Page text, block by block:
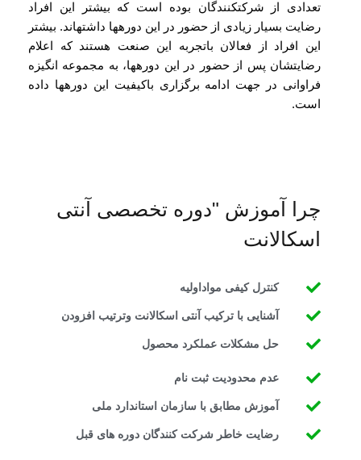
تعدادی از شرکت­کنندگان بوده است که بیشتر این افراد
رضایت بسیار زیادی از حضور در این دوره­ها داشته­اند. بیشتر
این افراد از فعالان با­تجربه این صنعت هستند که اعلام
رضایتشان پس از حضور در این دوره­ها، به مجموعه انگیزه
فراوانی در جهت ادامه برگزاری با­کیفیت این دوره­ها داده
است.
چرا آموزش "دوره تخصصی آنتی
اسکالانت
کنترل کیفی مواداولیه
آشنایی با ترکیب آنتی اسکالانت وترتیب افزودن
حل مشکلات عملکرد محصول
عدم محدودیت ثبت نام
آموزش مطابق با سازمان استاندارد ملی
رضایت خاطر شرکت کنندگان دوره های قبل